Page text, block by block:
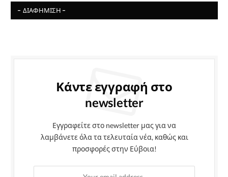
- ΔΙΑΦΉΜΙΣΗ -
Κάντε εγγραφή στο
newsletter
Εγγραφείτε στο newsletter μας για να
λαμβάνετε όλα τα τελευταία νέα, καθώς και
προσφορές στην Εύβοια!